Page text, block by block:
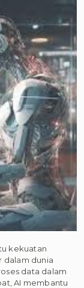
kekuatan
dalam dunia
data dalam
AI membantu